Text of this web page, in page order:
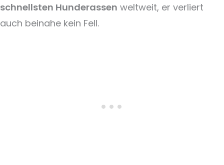
schnellsten Hunderassen weltweit, er verliert
auch beinahe kein Fell.